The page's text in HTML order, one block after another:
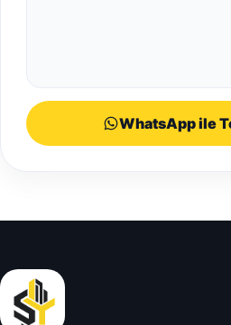
WhatsApp ile